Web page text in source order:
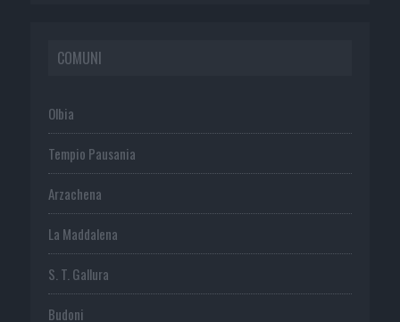
COMUNI
Olbia
Tempio Pausania
Arzachena
La Maddalena
S. T. Gallura
Budoni